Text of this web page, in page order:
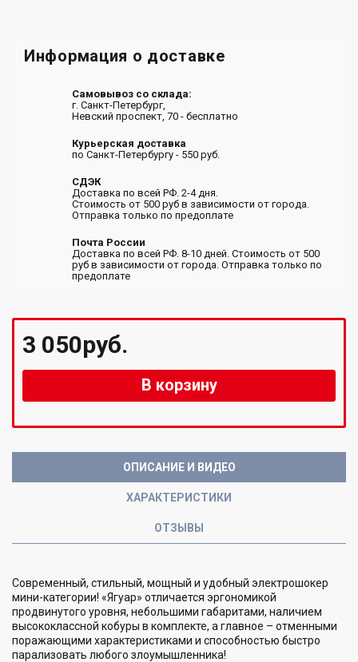
Информация о доставке
Самовывоз со склада:
г. Санкт-Петербург,
Невский проспект, 70 - бесплатно
Курьерская доставка
по Санкт-Петербургу - 550 руб.
СДЭК
Доставка по всей РФ. 2-4 дня.
Стоимость от 500 руб в зависимости от города.
Отправка только по предоплате
Почта России
Доставка по всей РФ. 8-10 дней. Стоимость от 500
руб в зависимости от города. Отправка только по
предоплате
3 050руб.
В корзину
ОПИСАНИЕ И ВИДЕО
ХАРАКТЕРИСТИКИ
ОТЗЫВЫ
Современный, стильный, мощный и удобный электрошокер
мини-категории! «Ягуар» отличается эргономикой
продвинутого уровня, небольшими габаритами, наличием
высококлассной кобуры в комплекте, а главное – отменными
поражающими характеристиками и способностью быстро
парализовать любого злоумышленника!